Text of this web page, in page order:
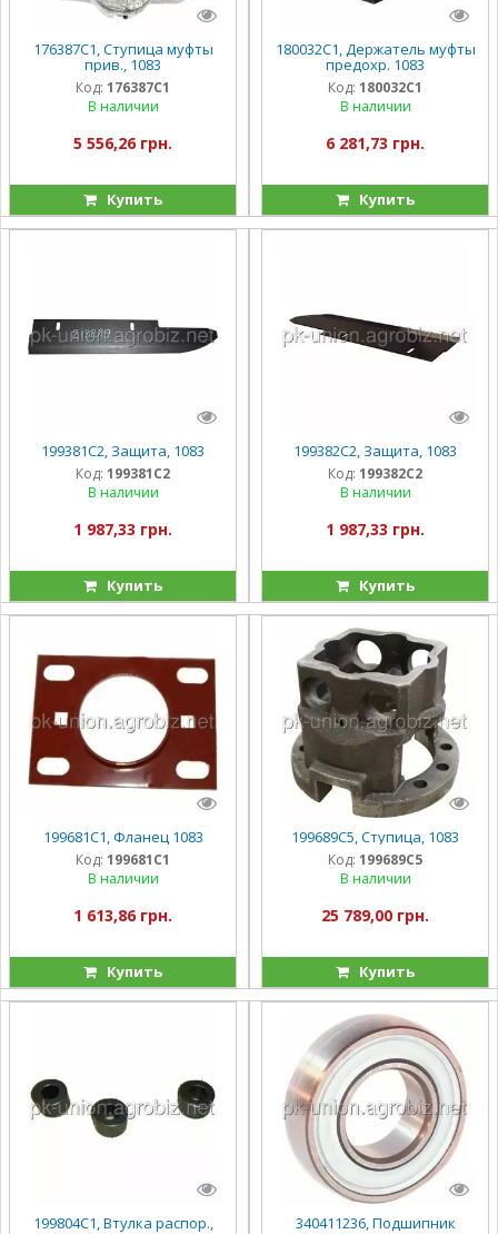
176387C1, Ступица муфты
прив., 1083
Код: 176387C1
В наличии
5 556,26 грн.
Купить
180032C1, Держатель муфты
предохр. 1083
Код: 180032C1
В наличии
6 281,73 грн.
Купить
199381C2, Защита, 1083
Код: 199381C2
В наличии
1 987,33 грн.
Купить
199382C2, Защита, 1083
Код: 199382C2
В наличии
1 987,33 грн.
Купить
199681C1, Фланец 1083
Код: 199681C1
В наличии
1 613,86 грн.
Купить
199689C5, Ступица, 1083
Код: 199689C5
В наличии
25 789,00 грн.
Купить
199804C1, Втулка распор., 340411236, Подшипник